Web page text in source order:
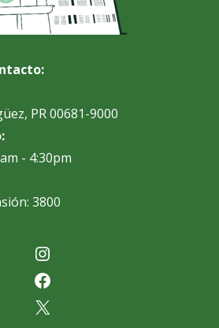
PR 00681-9000
- 4:30pm
3800
Instagram
Facebook
X